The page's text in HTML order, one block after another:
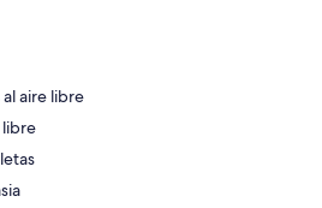
aire libre
libre